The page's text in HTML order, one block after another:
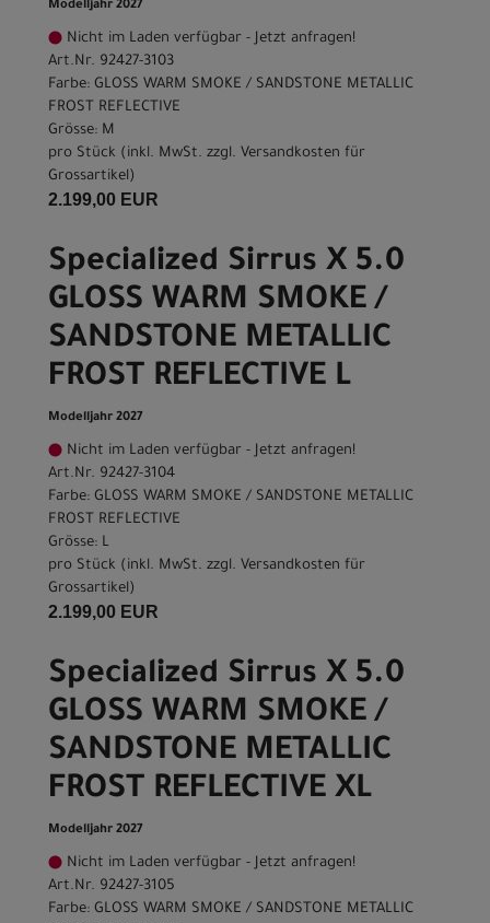
Modelljahr 2027
Nicht im Laden verfügbar - Jetzt anfragen!
Art.Nr. 92427-3103
Farbe: GLOSS WARM SMOKE / SANDSTONE METALLIC
FROST REFLECTIVE
Grösse: M
pro Stück (inkl. MwSt. zzgl. Versandkosten für
Grossartikel)
2.199,00 EUR
Specialized Sirrus X 5.0
GLOSS WARM SMOKE /
SANDSTONE METALLIC
FROST REFLECTIVE L
Modelljahr 2027
Nicht im Laden verfügbar - Jetzt anfragen!
Art.Nr. 92427-3104
Farbe: GLOSS WARM SMOKE / SANDSTONE METALLIC
FROST REFLECTIVE
Grösse: L
pro Stück (inkl. MwSt. zzgl. Versandkosten für
Grossartikel)
2.199,00 EUR
Specialized Sirrus X 5.0
GLOSS WARM SMOKE /
SANDSTONE METALLIC
FROST REFLECTIVE XL
Modelljahr 2027
Nicht im Laden verfügbar - Jetzt anfragen!
Art.Nr. 92427-3105
Farbe: GLOSS WARM SMOKE / SANDSTONE METALLIC